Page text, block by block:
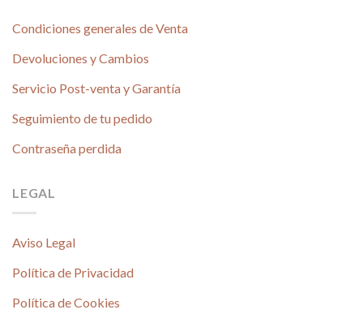
Condiciones generales de Venta
Devoluciones y Cambios
Servicio Post-venta y Garantía
Seguimiento de tu pedido
Contraseña perdida
LEGAL
Aviso Legal
Política de Privacidad
Política de Cookies